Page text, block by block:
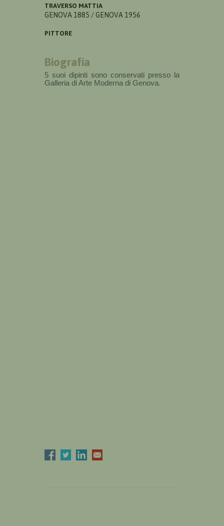
TRAVERSO MATTIA
GENOVA 1885 / GENOVA 1956
PITTORE
Biografia
5 suoi dipinti sono conservati presso la
Galleria di Arte Moderna di Genova.